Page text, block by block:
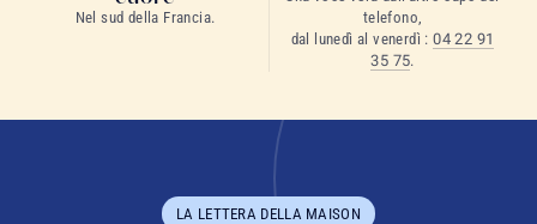
Nel sud della Francia.
telefono,
dal lunedì al venerdì :04 22 91
35 75.
LA LETTERA DELLA MAISON